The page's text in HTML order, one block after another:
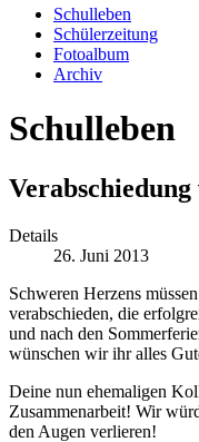
Schulleben
Schülerzeitung
Fotoalbum
Archiv
Schulleben
Details
26. Juni 2013
Schweren Herzens
verabschieden, die
und nach den
wünschen wir ihr alles
Deine nun ehemaligen
Zusammenarbeit! Wir
den Augen verlieren!